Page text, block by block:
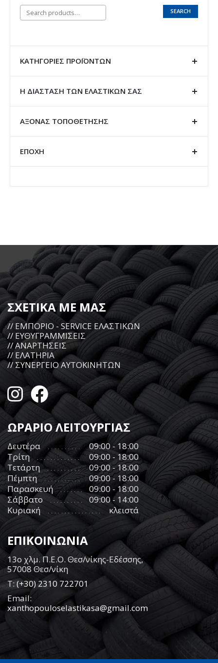
SEARCH
ΚΑΤΗΓΟΡΊΕΣ ΠΡΟΪΌΝΤΩΝ
Η ΔΙΑΣΤΑΣΗ ΤΩΝ ΕΛΑΣΤΙΚΩΝ ΣΑΣ
ΑΞΟΝΑΣ ΤΟΠΟΘΕΤΗΣΗΣ
ΕΠΟΧΗ
ΣΧΕΤΙΚΑ ΜΕ ΜΑΣ
// ΕΜΠΟΡΙΟ - SERVICE ΕΛΑΣΤΙΚΩΝ
// ΕΥΘΥΓΡΑΜΜΙΣΕΙΣ
// ΑΝΑΡΤΗΣΕΙΣ
// ΕΛΑΤΗΡΙΑ
// ΣΥΝΕΡΓΕΙΟ ΑΥΤΟΚΙΝΗΤΩΝ
ΩΡΑΡΙΟ ΛΕΙΤΟΥΡΓΙΑΣ
Δευτέρα
09:00 - 18:00
Τρίτη
09:00 - 18:00
Τετάρτη
09:00 - 18:00
Πέμπτη
09:00 - 18:00
Παρασκευή
09:00 - 18:00
Σάββατο
09:00 - 14:00
Κυριακή
κλειστά
ΕΠΙΚΟΙΝΩΝΙΑ
13ο χλμ. Π.Ε.Ο. Θεσ/νίκης-Εδέσσης,
57008 Θεσ/νίκη
Τ:(+30) 2310 722701
Email:
xanthopouloselastikasa@gmail.com